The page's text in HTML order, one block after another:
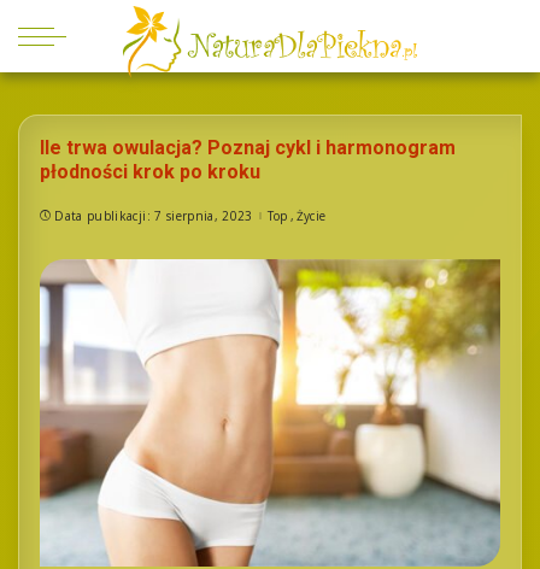
Ile trwa owulacja? Poznaj cykl i harmonogram
płodności krok po kroku
Data publikacji: 7 sierpnia, 2023 Top Życie